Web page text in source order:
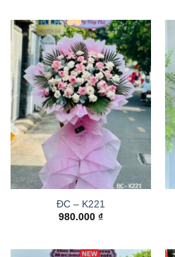
ĐC – K221
980.000 ₫